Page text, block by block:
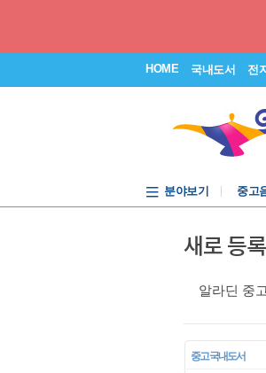
HOME 국내도서 전
분야보기
중고
중고
새로 등
알라딘 중고
중고 국내도서